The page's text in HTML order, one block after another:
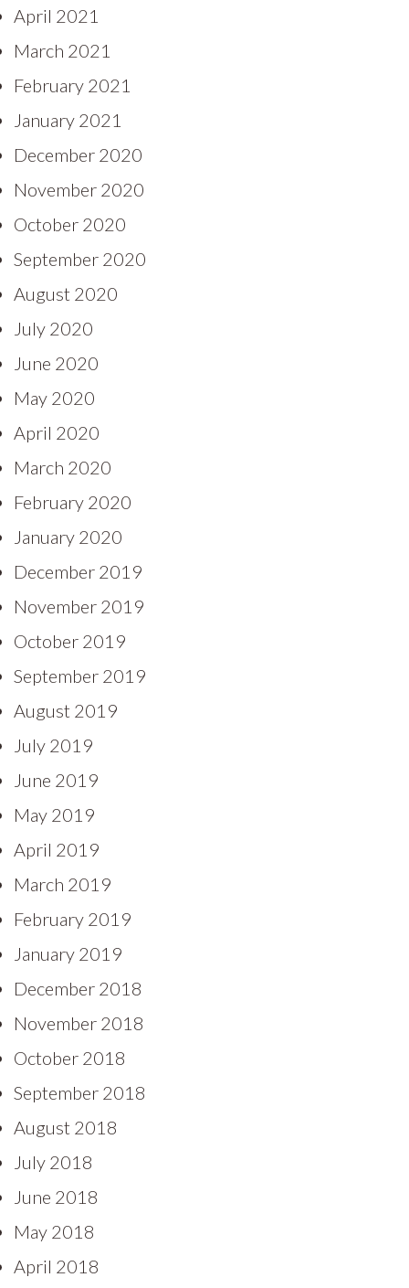
April 2021
March 2021
February 2021
January 2021
December 2020
November 2020
October 2020
September 2020
August 2020
July 2020
June 2020
May 2020
April 2020
March 2020
February 2020
January 2020
December 2019
November 2019
October 2019
September 2019
August 2019
July 2019
June 2019
May 2019
April 2019
March 2019
February 2019
January 2019
December 2018
November 2018
October 2018
September 2018
August 2018
July 2018
June 2018
May 2018
April 2018